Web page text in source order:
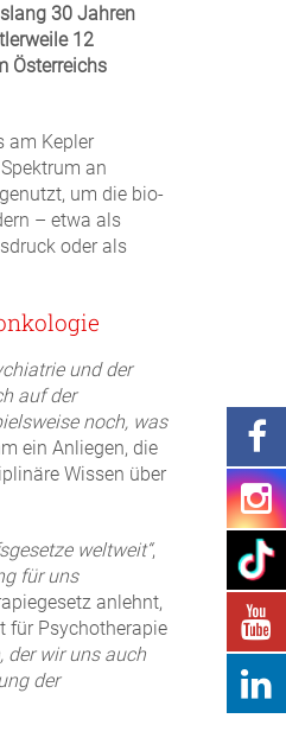
30 Jahren
12
Österreichs
am Kepler
an
um die bio-
– etwa als
oder als
und der
auf der
noch, was
ein Anliegen, die
Wissen über
weltweit“,
für uns
anlehnt,
für Psychotherapie
der wir uns auch
der